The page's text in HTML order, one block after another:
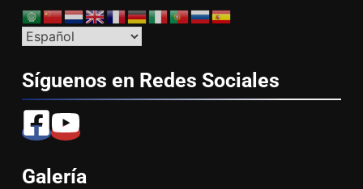
Síguenos en Redes Sociales
Galería